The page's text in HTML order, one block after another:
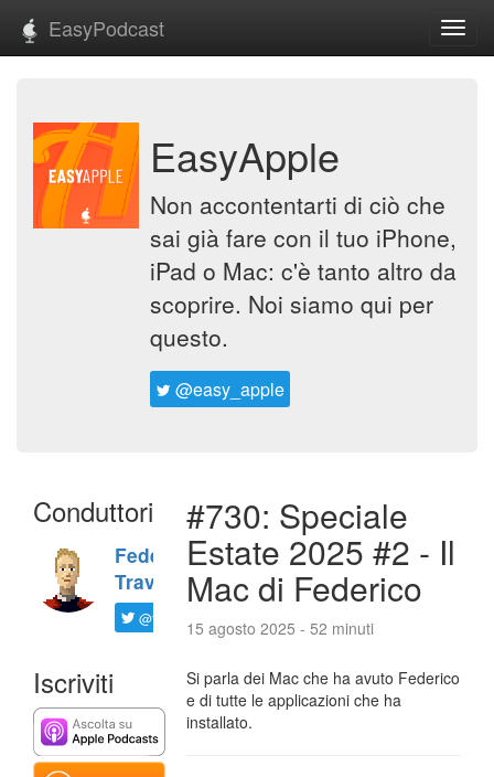
EasyPodcast
EasyApple
Non accontentarti di ciò che
sai già fare con il tuo iPhone,
iPad o Mac: c'è tanto altro da
scoprire. Noi siamo qui per
questo.
@easy_apple
Conduttori
Federico
Travaini
@ftrava
Iscriviti
#730: Speciale
Estate 2025 #2 - Il
Mac di Federico
15 agosto 2025 - 52 minuti
Si parla dei Mac che ha avuto Federico
e di tutte le applicazioni che ha
installato.